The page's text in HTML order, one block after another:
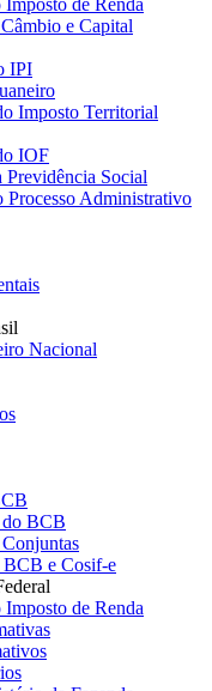
de Renda
e Capital
IPI
Imposto Territorial
IOF
Previdência Social
Processo Administrativo
Nacional
do BCB
e Cosif-e
de Renda